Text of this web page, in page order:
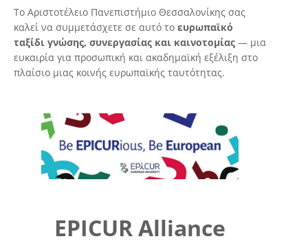
Το Αριστοτέλειο Πανεπιστήμιο Θεσσαλονίκης σας
καλεί να συμμετάσχετε σε αυτό το ευρωπαϊκό
ταξίδι γνώσης, συνεργασίας και καινοτομίας — μια
ευκαιρία για προσωπική και ακαδημαϊκή εξέλιξη στο
πλαίσιο μιας κοινής ευρωπαϊκής ταυτότητας.
EPICUR Alliance